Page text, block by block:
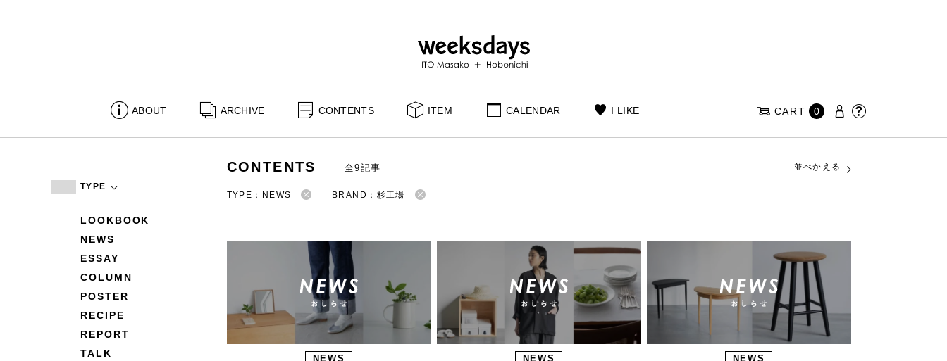
ABOUT ARCHIVE CONTENTS ITEM CALENDAR I LIKE CART 0
TYPE
LOOKBOOK
NEWS
ESSAY
COLUMN
POSTER
RECIPE
REPORT
TALK
CONTENTS 全9記事 並べかえる
TYPE：NEWS BRAND：杉工場
NEWS NEWS NEWS